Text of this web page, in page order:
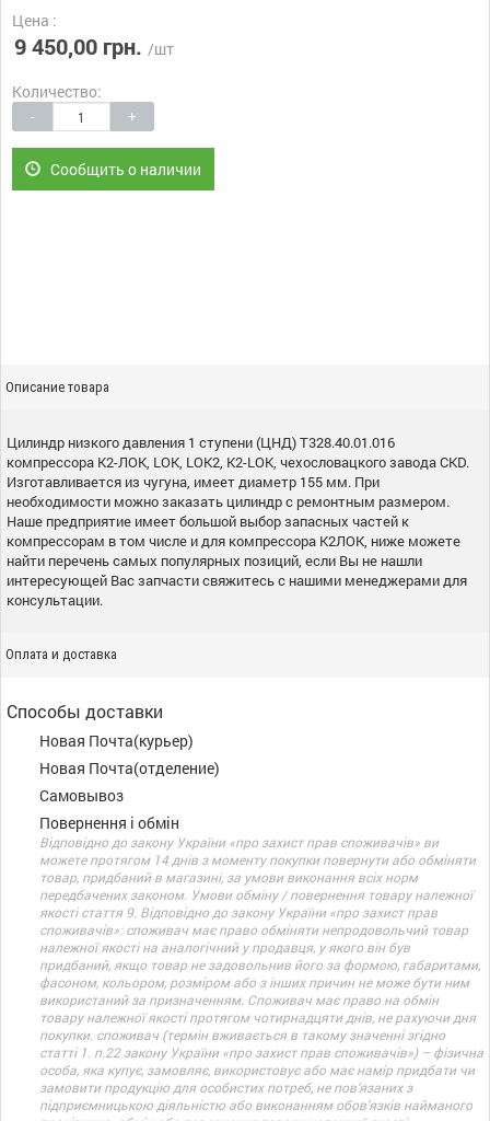
Цена :
9 450,00 грн. /шт
Количество:
- +
Сообщить о наличии
Описание товара
Цилиндр низкого давления 1 ступени (ЦНД) Т328.40.01.016
компрессора К2-ЛОК, LOK, LOK2, K2-LOK, чехословацкого завода CKD.
Изготавливается из чугуна, имеет диаметр 155 мм. При
необходимости можно заказать цилиндр с ремонтным размером.
Наше предприятие имеет большой выбор запасных частей к
компрессорам в том числе и для компрессора К2ЛОК, ниже можете
найти перечень самых популярных позиций, если Вы не нашли
интересующей Вас запчасти свяжитесь с нашими менеджерами для
консультации.
Оплата и доставка
Способы доставки
Новая Почта(курьер)
Новая Почта(отделение)
Самовывоз
Повернення і обмін
Відповідно до закону України «про захист прав споживачів» ви
можете протягом 14 днів з моменту покупки повернути або обміняти
товар, придбаний в магазині, за умови виконання всіх норм
передбачених законом. Умови обміну / повернення товару належної
якості стаття 9. Відповідно до закону України «про захист прав
споживачів»: споживач має право обміняти непродовольчий товар
належної якості на аналогічний у продавця, у якого він був
придбаний, якщо товар не задовольнив його за формою, габаритами,
фасоном, кольором, розміром або з інших причин не може бути ним
використаний за призначенням. Споживач має право на обмін
товару належної якості протягом чотирнадцяти днів, не рахуючи дня
покупки. споживач (термін вживається в такому значенні згідно
статті 1. п.22 закону України «про захист прав споживачів») – фізична
особа, яка купує, замовляє, використовує або має намір придбати чи
замовити продукцію для особистих потреб, не пов’язаних з
підприємницькою діяльністю або виконанням обов’язків найманого